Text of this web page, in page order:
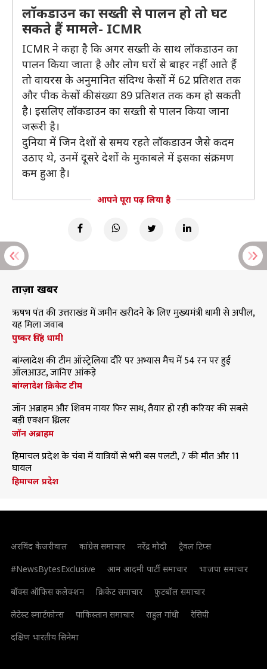
लॉकडाउन का सख्ती से पालन हो तो घट
सकते हैं मामले- ICMR
ICMR ने कहा है कि अगर सख्ती के साथ लॉकडाउन का
पालन किया जाता है और लोग घरों से बाहर नहीं आते हैं
तो वायरस के अनुमानित संदिग्ध केसों में 62 प्रतिशत तक
और पीक केसों की संख्या 89 प्रतिशत तक कम हो सकती
है। इसलिए लॉकडाउन का सख्ती से पालन किया जाना
जरूरी है।
दुनिया में जिन देशों से समय रहते लॉकडाउन जैसे कदम
उठाए थे, उनमें दूसरे देशों के मुकाबले में इसका संक्रमण
कम हुआ है।
आपने पूरा पढ़ लिया है
ताज़ा खबरें
ऋषभ पंत की उत्तराखंड में जमीन खरीदने के लिए मुख्यमंत्री धामी से अपील,
यह मिला जवाब
पुष्कर सिंह धामी
बांग्लादेश की टीम ऑस्ट्रेलिया दौरे पर अभ्यास मैच में 54 रन पर हुई
ऑलआउट, जानिए आंकड़े
बांग्लादेश क्रिकेट टीम
जॉन अब्राहम और शिवम नायर फिर साथ, तैयार हो रही करियर की सबसे
बड़ी एक्शन थ्रिलर
जॉन अब्राहम
हिमाचल प्रदेश के चंबा में यात्रियों से भरी बस पलटी, 7 की मौत और 11
घायल
हिमाचल प्रदेश
अरविंद केजरीवाल कांग्रेस समाचार नरेंद्र मोदी
ट्रैवल टिप्स
#NewsBytesExclusive
आम आदमी पार्टी समाचार
भाजपा समाचार
बॉक्स ऑफिस कलेक्शन
क्रिकेट समाचार
फुटबॉल समाचार
लेटेस्ट स्मार्टफोन्स
पाकिस्तान समाचार राहुल गांधी
रेसिपी
दक्षिण भारतीय सिनेमा